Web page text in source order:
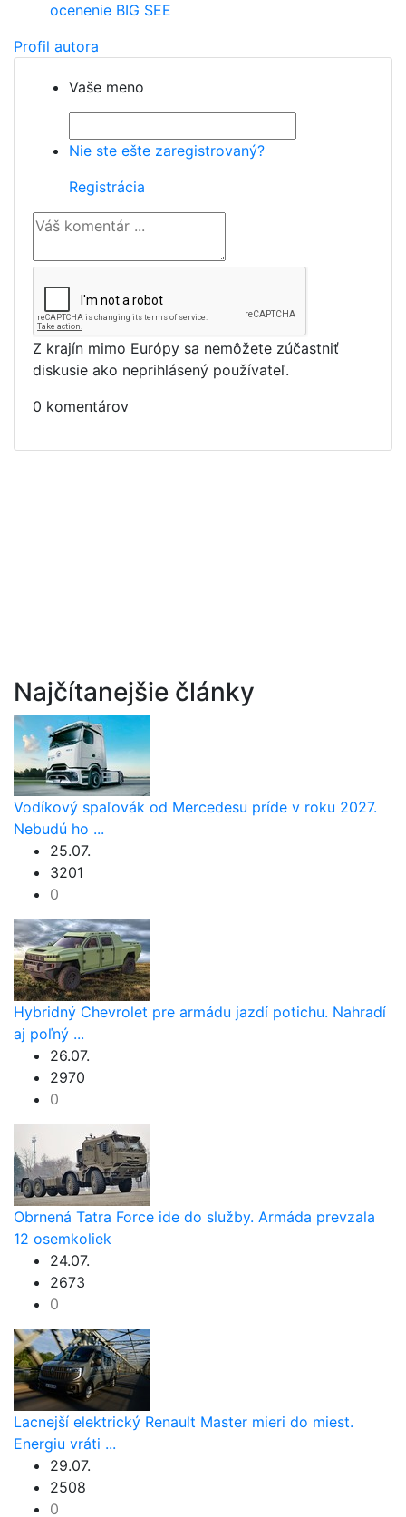
ocenenie BIG SEE
Profil autora
Vaše meno
Nie ste ešte zaregistrovaný?
Registrácia
Z krajín mimo Európy sa nemôžete zúčastniť
diskusie ako neprihlásený používateľ.
0 komentárov
Najčítanejšie články
Vodíkový spaľovák od Mercedesu príde v roku 2027.
Nebudú ho ...
25.07.
3201
0
Hybridný Chevrolet pre armádu jazdí potichu. Nahradí
aj poľný ...
26.07.
2970
0
Obrnená Tatra Force ide do služby. Armáda prevzala
12 osemkoliek
24.07.
2673
0
Lacnejší elektrický Renault Master mieri do miest.
Energiu vráti ...
29.07.
2508
0